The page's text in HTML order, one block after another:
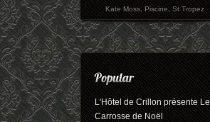
Kate Moss,Piscine,St Tropez
L'Hôtel de Crillon présente Le
Carrosse de Noël